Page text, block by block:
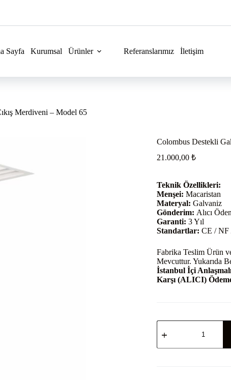
Sayfa Kurumsal Ürünler Referanslarımız İletişim
Merdiveni – Model 65
Colombus Destekli
21.000,00 ₺
Teknik Özellikleri:
Menşei: Macaristan
Materyal: Galvaniz
Gönderim: Alıcı
Garanti: 3 Yıl
Standartlar: CE / NF
Fabrika Teslim Ürün
Mevcuttur. Yukarıda
İstanbul İçi
Karşı (ALICI)
Colombus
Destekli
Çatı